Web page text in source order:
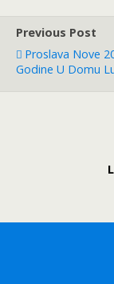
Previous Post
Proslava Nove
Godine U Domu